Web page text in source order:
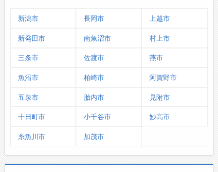
新潟市 長岡市 上越市
新発田市 南魚沼市 村上市
三条市 佐渡市 燕市
魚沼市 柏崎市 阿賀野市
五泉市 胎内市 見附市
十日町市 小千谷市 妙高市
糸魚川市 加茂市